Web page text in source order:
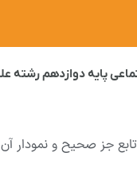
تابع جز صحیح و نمودار آن